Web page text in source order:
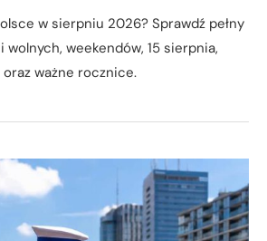
w sierpniu 2026? Sprawdź pełny
wolnych, weekendów, 15 sierpnia,
ważne rocznice.